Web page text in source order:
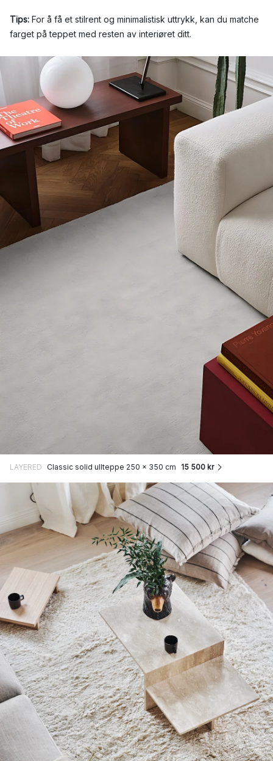
Tips: For å få et stilrent og minimalistisk uttrykk, kan du matche
farget på teppet med resten av interiøret ditt.
LAYERED Classic solid ullteppe 250 x 350 cm 15 500 kr